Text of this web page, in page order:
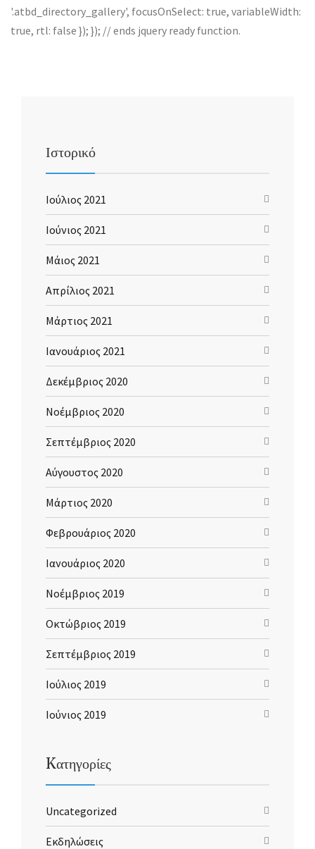
'.atbd_directory_gallery', focusOnSelect: true, variableWidth:
true, rtl: false }); }); // ends jquery ready function.
Ιστορικό
Ιούλιος 2021
Ιούνιος 2021
Μάιος 2021
Απρίλιος 2021
Μάρτιος 2021
Ιανουάριος 2021
Δεκέμβριος 2020
Νοέμβριος 2020
Σεπτέμβριος 2020
Αύγουστος 2020
Μάρτιος 2020
Φεβρουάριος 2020
Ιανουάριος 2020
Νοέμβριος 2019
Οκτώβριος 2019
Σεπτέμβριος 2019
Ιούλιος 2019
Ιούνιος 2019
Kατηγορίες
Uncategorized
Εκδηλώσεις